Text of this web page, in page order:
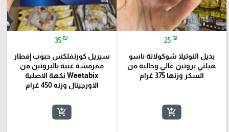
25 ₪
بديل النوتيلا شوكولاتة ناسو
هيلثي بروتين عالي وخالية من
السكر وزنها 375 غرام
add_shopping_cart
35 ₪
سيريل كورنفلكس حبوب إفطار
مقرمشة غنية بالبروتين من
Weetabix نكهة الاصلية
الاورجينال وزنه 450 غرام
add_shopping_cart